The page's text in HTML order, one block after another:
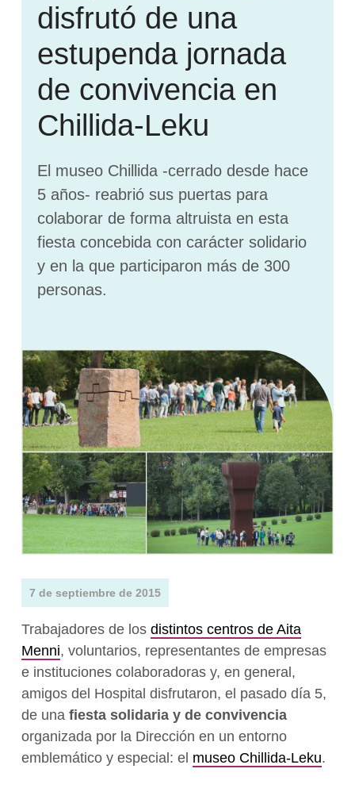
disfrutó de una
estupenda jornada
de convivencia en
Chillida-Leku
El museo Chillida -cerrado desde hace
5 años- reabrió sus puertas para
colaborar de forma altruista en esta
fiesta concebida con carácter solidario
y en la que participaron más de 300
personas.
7 de septiembre de 2015
Trabajadores de los distintos centros de Aita
Menni, voluntarios, representantes de empresas
e instituciones colaboradoras y, en general,
amigos del Hospital disfrutaron, el pasado día 5,
de una fiesta solidaria y de convivencia
organizada por la Dirección en un entorno
emblemático y especial: el museo Chillida-Leku.